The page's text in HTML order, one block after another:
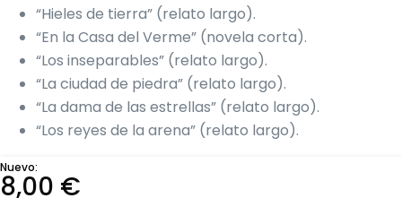
“Hieles de tierra” (relato largo).
“En la Casa del Verme” (novela corta).
“Los inseparables” (relato largo).
“La ciudad de piedra” (relato largo).
“La dama de las estrellas” (relato largo).
“Los reyes de la arena” (relato largo).
Nuevo:
8,00 €